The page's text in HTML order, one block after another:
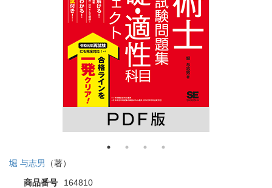
堀 与志男
（著）
商品番号
164810